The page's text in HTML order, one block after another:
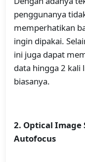
penggunanya
memperhatikan
ingin dipakai.
ini juga dapat
data hingga 2 kali
biasanya.
2. Optical Image
Autofocus